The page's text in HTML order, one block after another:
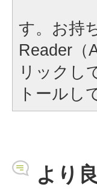
す。お持
Reader（
リックし
トールし
より